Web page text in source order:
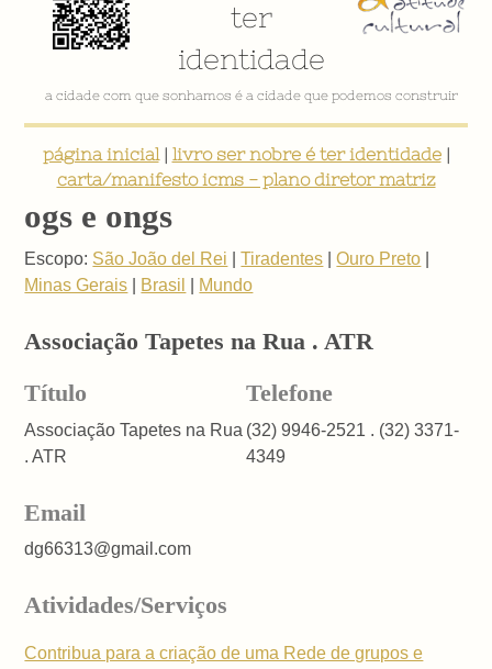
ter
identidade
a cidade com que sonhamos é a cidade que podemos construir
página inicial| livro ser nobre é ter identidade|
carta/manifesto icms - plano diretor matriz
ogs e ongs
Escopo: São João del Rei |Tiradentes |Ouro Preto
Minas Gerais
Brasil Mundo
Associação Tapetes na Rua . ATR
Título
Associação Tapetes na Rua
. ATR
Telefone
(32) 9946-2521 . (32) 3371-
4349
Email
dg66313@gmail.com
Atividades/Serviços
Contribua para a criação de uma Rede de grupos e